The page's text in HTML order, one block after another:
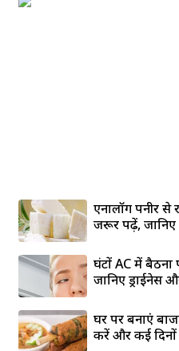
एनालॉग पनीर
जरूर पढ़ें,
घंटों AC में बैठना
जानिए ड्राईनेस
घर पर बनाएं
करें और कई